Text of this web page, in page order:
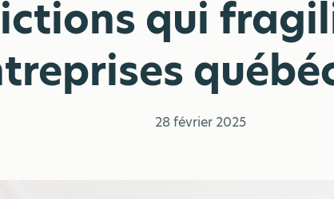
qui
28 février 2025